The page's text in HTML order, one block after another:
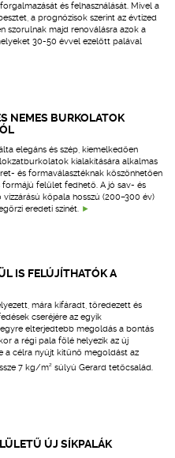
és felhasználását. Mivel a
a prognózisok szerint az évtized
szorulnak majd renoválásra azok a
30-50 évvel ezelőtt palával
NEMES BURKOLATOK
elegáns és szép, kiemelkedően
kialakítására alkalmas
és formaválasztéknak köszönhetően
formájú felület fedhető. A jó sav- és
kőpala hosszú (200–300 év)
eredeti színét.
IS FELÚJÍTHATÓK A
mára kifáradt, töredezett és
cseréjére az egyik
elterjedtebb megoldás a bontás
a régi pala fölé helyezik az új
a célra nyújt kitűnő megoldást az
7 kg/m2súlyú Gerard tetőcsalád.
ÚJ SÍKPALÁK